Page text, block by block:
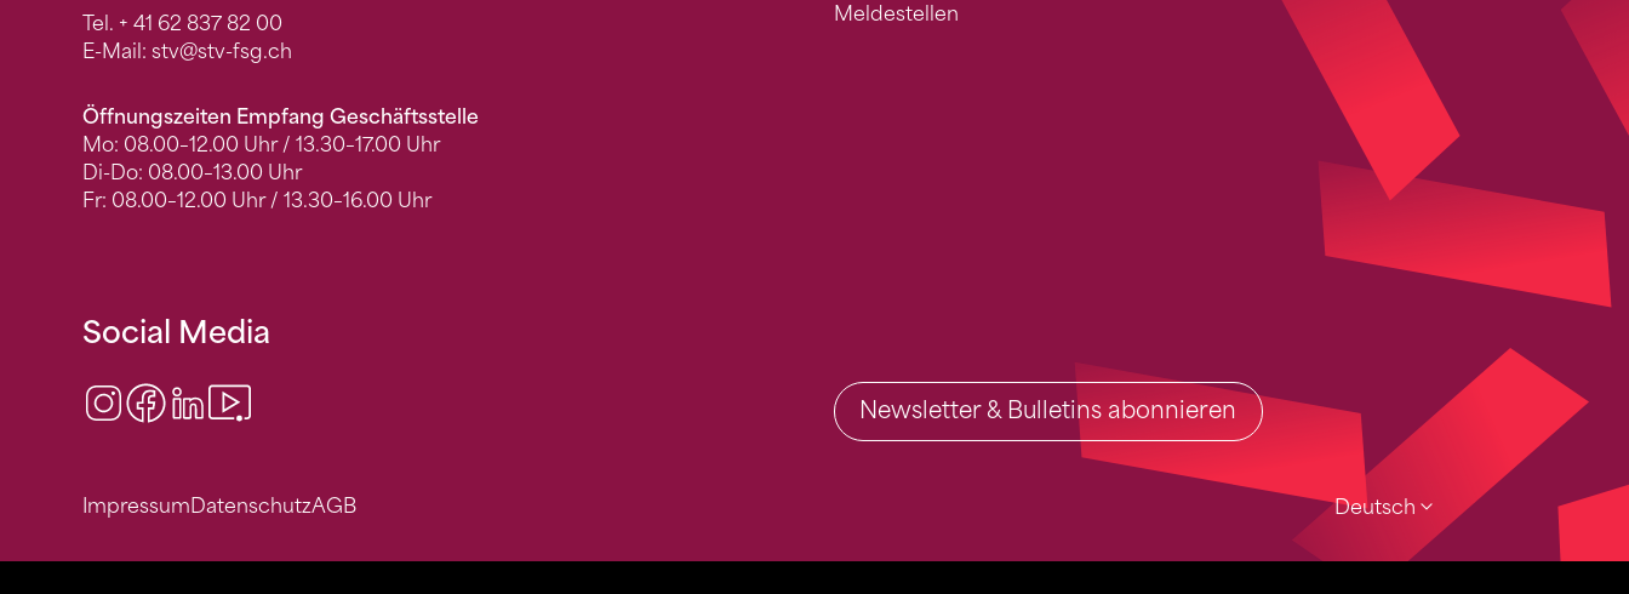
Tel. + 41 62 837 82 00
E-Mail: stv@stv-fsg.ch
Öffnungszeiten Empfang Geschäftsstelle
Mo: 08.00–12.00 Uhr / 13.30–17.00 Uhr
Di-Do: 08.00–13.00 Uhr
Fr: 08.00–12.00 Uhr / 13.30–16.00 Uhr
Meldestellen
Deutsch
Social Media
Instagram
Facebook
LinkedIn Newsletter & Bulletins abonnieren
ImpressumDatenschutzAGB